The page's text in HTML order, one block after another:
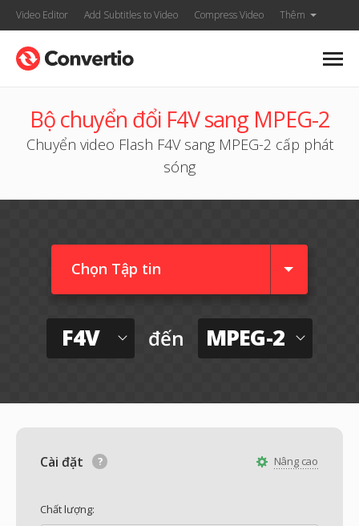
Video Editor Add Subtitles to Video Compress Video Thêm
Bộ chuyển đổi F4V sang MPEG-2
Chuyển video Flash F4V sang MPEG-2 cấp phát
sóng
Chọn Tập tin
F4V đến MPEG-2
Nâng cao
Cài đặt
Chất lượng: